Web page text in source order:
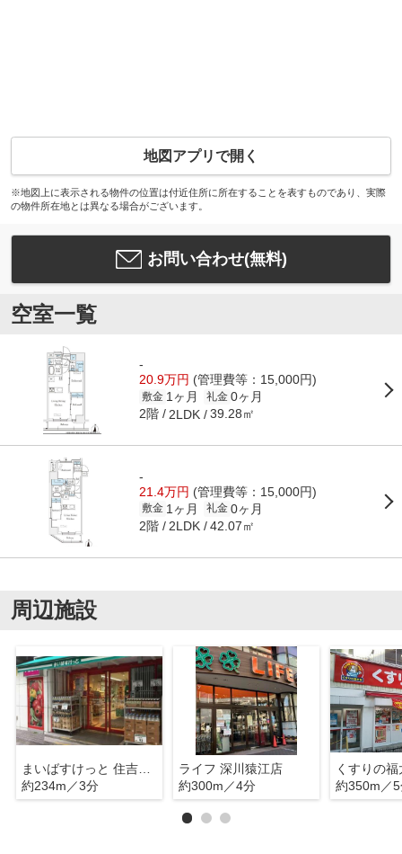
地図アプリで開く
※地図上に表示される物件の位置は付近住所に所在することを表すものであり、実際
の物件所在地とは異なる場合がございます。
お問い合わせ(無料)
空室一覧
-
20.9万円 (管理費等：15,000円)
敷金 1ヶ月 礼金 0ヶ月
2階 2LDK 39.28㎡
-
21.4万円 (管理費等：15,000円)
敷金 1ヶ月 礼金 0ヶ月
2階 2LDK 42.07㎡
周辺施設
まいばすけっと 住吉駅前店
約234m／3分
ライフ 深川猿江店
約300m／4分
約350m／